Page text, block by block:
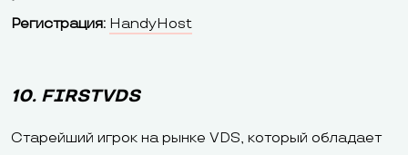
Регистрация: HandyHost
10. FIRSTVDS
Старейший игрок на рынке VDS, который обладает